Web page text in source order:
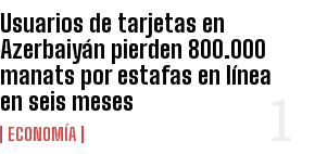
Usuarios de tarjetas en
Azerbaiyán pierden 800.000
manats por estafas en línea
en seis meses
ECONOMÍA